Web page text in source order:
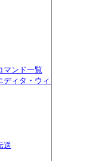
マンド一覧
ィタ・ウィンドウ）
送